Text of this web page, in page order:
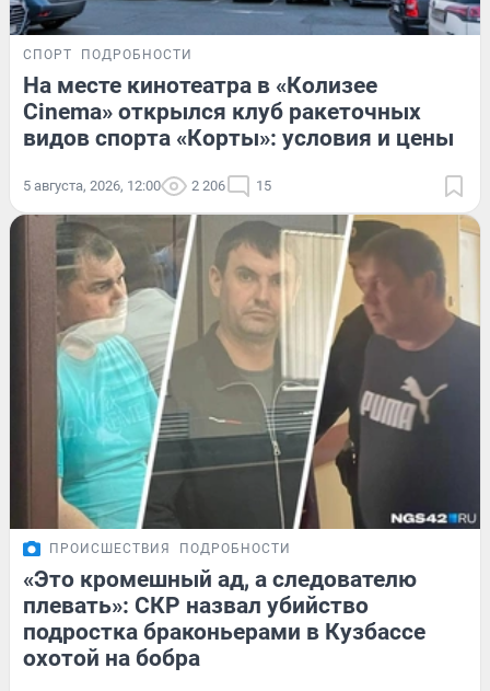
СПОРТ ПОДРОБНОСТИ
На месте кинотеатра в «Колизее
Сinema» открылся клуб ракеточных
видов спорта «Корты»: условия и цены
5 августа, 2026, 12:00 2 206 15
ПРОИСШЕСТВИЯ ПОДРОБНОСТИ
«Это кромешный ад, а следователю
плевать»: СКР назвал убийство
подростка браконьерами в Кузбассе
охотой на бобра